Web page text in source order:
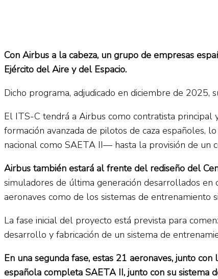
Con Airbus a la cabeza, un grupo de empresas
Ejército del Aire y del Espacio.
Dicho programa, adjudicado en diciembre de
El ITS-C tendrá a Airbus como contratista
formación avanzada de pilotos de caza españoles,
nacional como SAETA II— hasta la provisión de un
Airbus también estará al frente del rediseño del
simuladores de última generación desarrollados
aeronaves como de los sistemas de entrenamiento
La fase inicial del proyecto está prevista para
desarrollo y fabricación de un sistema de
En una segunda fase, estas 21 aeronaves, junto
española completa SAETA II, junto con su